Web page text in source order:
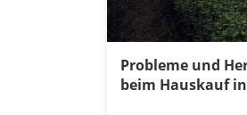
Probleme und
beim Hauskauf